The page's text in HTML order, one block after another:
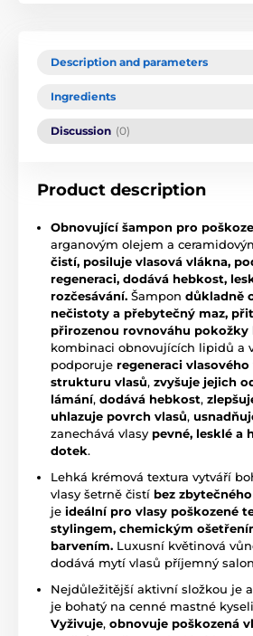
Description and parameters
Ingredients
Discussion (0)
Product description
Obnovující šampon pro
arganovým olejem a
čistí, posiluje vlasová vlákna,
regeneraci, dodává hebkost,
rozčesávání. Šampon důkladně
nečistoty a přebytečný maz,
přirozenou rovnováhu pokožky
kombinaci obnovujících lipidů a
podporuje regeneraci
strukturu vlasů, zvyšuje jejich
lámání, dodává hebkost,
uhlazuje povrch vlasů,
zanechává vlasy pevné, lesklé a
dotek.
Lehká krémová textura vytváří
vlasy šetrně čistí bez
je ideální pro vlasy poškozené
stylingem, chemickým
barvením. Luxusní květinová
dodává mytí vlasů příjemný
Nejdůležitější aktivní složkou je
je bohatý na cenné mastné
Vyživuje, obnovuje poškozená